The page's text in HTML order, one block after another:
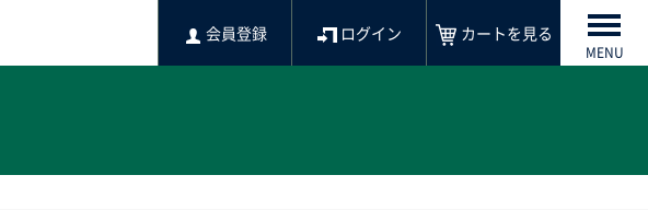
会員登録 ログイン カートを見る
MENU